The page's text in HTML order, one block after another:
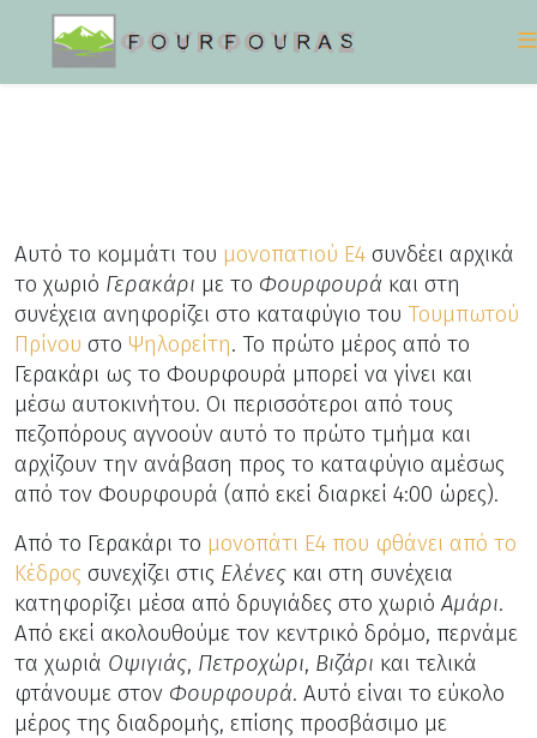
Αυτό το κομμάτι του μονοπατιού Ε4 συνδέει αρχικά
το χωριό Γερακάρι με το Φουρφουρά και στη
συνέχεια ανηφορίζει στο καταφύγιο του Τουμπωτού
Πρίνου στο Ψηλορείτη. Το πρώτο μέρος από το
Γερακάρι ως το Φουρφουρά μπορεί να γίνει και
μέσω αυτοκινήτου. Οι περισσότεροι από τους
πεζοπόρους αγνοούν αυτό το πρώτο τμήμα και
αρχίζουν την ανάβαση προς το καταφύγιο αμέσως
από τον Φουρφουρά (από εκεί διαρκεί 4:00 ώρες).
Από το Γερακάρι το μονοπάτι Ε4 που φθάνει από το
Κέδρος συνεχίζει στις Ελένες και στη συνέχεια
κατηφορίζει μέσα από δρυγιάδες στο χωριόΑμάρι.
Από εκεί ακολουθούμε τον κεντρικό δρόμο, περνάμε
τα χωριά Οψιγιάς, Πετροχώρι, Βιζάρι και τελικά
φτάνουμε στον Φουρφουρά. Αυτό είναι το εύκολο
μέρος της διαδρομής, επίσης προσβάσιμο με